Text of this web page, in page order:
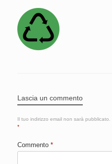
Lascia un commento
Il tuo indirizzo email non sarà pubblicato.
*
Commento *